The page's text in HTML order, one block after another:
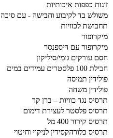
זוגות כפפות איכותיות
משולש בד לקיבוע וחבישה - עם סיכה
תחבושת לכוויות
מיקרופור
מיקרופור עם דיספנסר
חסם עורקים גומי/סיליקון
חבילת 100 פלסטרים עמידים במים
פולידין תמיסה
פולידין משחה
תרסיס נגד כוויות – ברן קר
תרסיס פלסטר לעצירת דימום
תרסיס קירור 400 מל
תרסיס כלורהקסידין לניקוי וחיטוי